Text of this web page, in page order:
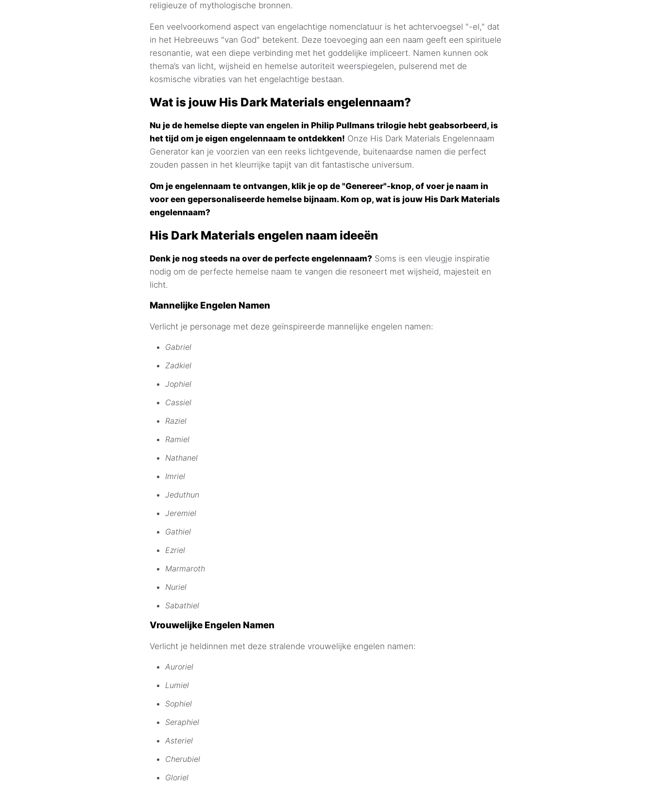
religieuze of mythologische bronnen.
Een veelvoorkomend aspect van engelachtige nomenclatuur is het achtervoegsel "-el," dat
in het Hebreeuws "van God" betekent. Deze toevoeging aan een naam geeft een spirituele
resonantie, wat een diepe verbinding met het goddelijke impliceert. Namen kunnen ook
thema’s van licht, wijsheid en hemelse autoriteit weerspiegelen, pulserend met de
kosmische vibraties van het engelachtige bestaan.
Wat is jouw His Dark Materials engelennaam?
Nu je de hemelse diepte van engelen in Philip Pullmans trilogie hebt geabsorbeerd, is
het tijd om je eigen engelennaam te ontdekken! Onze His Dark Materials Engelennaam
Generator kan je voorzien van een reeks lichtgevende, buitenaardse namen die perfect
zouden passen in het kleurrijke tapijt van dit fantastische universum.
Om je engelennaam te ontvangen, klik je op de "Genereer"-knop, of voer je naam in
voor een gepersonaliseerde hemelse bijnaam. Kom op, wat is jouw His Dark Materials
engelennaam?
His Dark Materials engelen naam ideeën
Denk je nog steeds na over de perfecte engelennaam? Soms is een vleugje inspiratie
nodig om de perfecte hemelse naam te vangen die resoneert met wijsheid, majesteit en
licht.
Mannelijke Engelen Namen
Verlicht je personage met deze geïnspireerde mannelijke engelen namen:
Gabriel
Zadkiel
Jophiel
Cassiel
Raziel
Ramiel
Nathanel
Imriel
Jeduthun
Jeremiel
Gathiel
Ezriel
Marmaroth
Nuriel
Sabathiel
Vrouwelijke Engelen Namen
Verlicht je heldinnen met deze stralende vrouwelijke engelen namen:
Auroriel
Lumiel
Sophiel
Seraphiel
Asteriel
Cherubiel
Gloriel